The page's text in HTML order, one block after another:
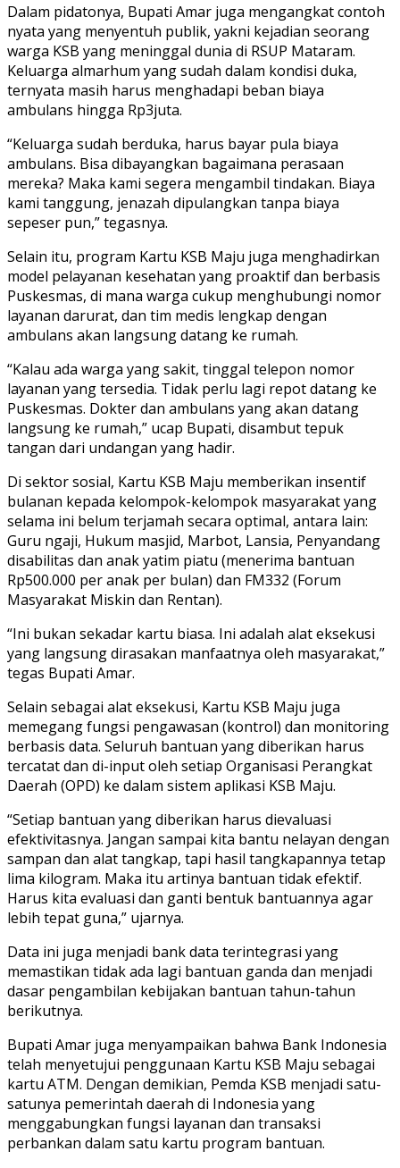
Dalam pidatonya, Bupati Amar juga mengangkat contoh
nyata yang menyentuh publik, yakni kejadian seorang
warga KSB yang meninggal dunia di RSUP Mataram.
Keluarga almarhum yang sudah dalam kondisi duka,
ternyata masih harus menghadapi beban biaya
ambulans hingga Rp3juta.
“Keluarga sudah berduka, harus bayar pula biaya
ambulans. Bisa dibayangkan bagaimana perasaan
mereka? Maka kami segera mengambil tindakan. Biaya
kami tanggung, jenazah dipulangkan tanpa biaya
sepeser pun,” tegasnya.
Selain itu, program Kartu KSB Maju juga menghadirkan
model pelayanan kesehatan yang proaktif dan berbasis
Puskesmas, di mana warga cukup menghubungi nomor
layanan darurat, dan tim medis lengkap dengan
ambulans akan langsung datang ke rumah.
“Kalau ada warga yang sakit, tinggal telepon nomor
layanan yang tersedia. Tidak perlu lagi repot datang ke
Puskesmas. Dokter dan ambulans yang akan datang
langsung ke rumah,” ucap Bupati, disambut tepuk
tangan dari undangan yang hadir.
Di sektor sosial, Kartu KSB Maju memberikan insentif
bulanan kepada kelompok-kelompok masyarakat yang
selama ini belum terjamah secara optimal, antara lain:
Guru ngaji, Hukum masjid, Marbot, Lansia, Penyandang
disabilitas dan anak yatim piatu (menerima bantuan
Rp500.000 per anak per bulan) dan FM332 (Forum
Masyarakat Miskin dan Rentan).
“Ini bukan sekadar kartu biasa. Ini adalah alat eksekusi
yang langsung dirasakan manfaatnya oleh masyarakat,”
tegas Bupati Amar.
Selain sebagai alat eksekusi, Kartu KSB Maju juga
memegang fungsi pengawasan (kontrol) dan monitoring
berbasis data. Seluruh bantuan yang diberikan harus
tercatat dan di-input oleh setiap Organisasi Perangkat
Daerah (OPD) ke dalam sistem aplikasi KSB Maju.
“Setiap bantuan yang diberikan harus dievaluasi
efektivitasnya. Jangan sampai kita bantu nelayan dengan
sampan dan alat tangkap, tapi hasil tangkapannya tetap
lima kilogram. Maka itu artinya bantuan tidak efektif.
Harus kita evaluasi dan ganti bentuk bantuannya agar
lebih tepat guna,” ujarnya.
Data ini juga menjadi bank data terintegrasi yang
memastikan tidak ada lagi bantuan ganda dan menjadi
dasar pengambilan kebijakan bantuan tahun-tahun
berikutnya.
Bupati Amar juga menyampaikan bahwa Bank Indonesia
telah menyetujui penggunaan Kartu KSB Maju sebagai
kartu ATM. Dengan demikian, Pemda KSB menjadi satu-
satunya pemerintah daerah di Indonesia yang
menggabungkan fungsi layanan dan transaksi
perbankan dalam satu kartu program bantuan.